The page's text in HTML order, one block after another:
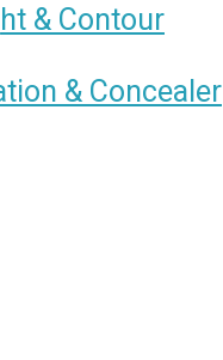
& Contour
& Concealer